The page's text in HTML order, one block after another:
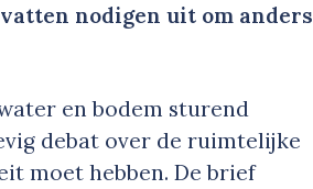
nodigen uit om anders
en bodem sturend
debat over de ruimtelijke
moet hebben. De brief